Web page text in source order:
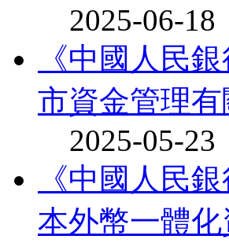
2025-06-18
《中國人民
市資金管理
2025-05-23
《中國人民
本外幣一體